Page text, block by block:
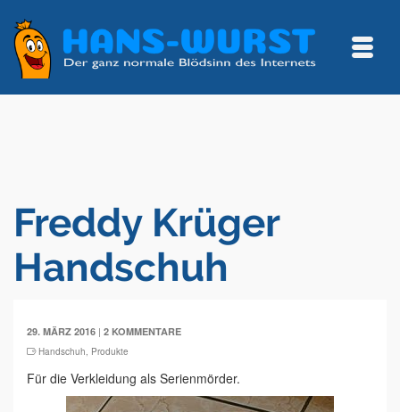
Freddy Krüger
Handschuh
29. MÄRZ 2016 | 2 KOMMENTARE
Handschuh, Produkte
Für die Verkleidung als Serienmörder.